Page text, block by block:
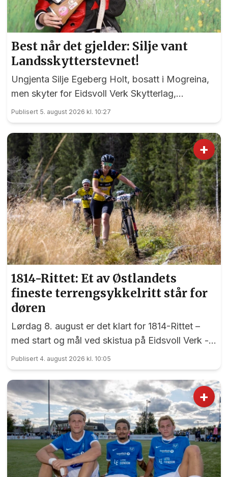
Best når det gjelder: Silje vant
Landsskytterstevnet!
Ungjenta Silje Egeberg Holt, bosatt i Mogreina,
men skyter for Eidsvoll Verk Skytterlag,
imponerte alle under onsdagens banefinale i
rekruttklassen under Landsskytterstevnet på
Lesja.
Publisert 5. august 2026 kl. 10:27
+
1814-Rittet: Et av Østlandets
fineste terrengsykkelritt står for
døren
Lørdag 8. august er det klart for 1814-Rittet –
med start og mål ved skistua på Eidsvoll Verk -
et ritt som har sine røtter tilbake til 1998.
Publisert 4. august 2026 kl. 10:05
+